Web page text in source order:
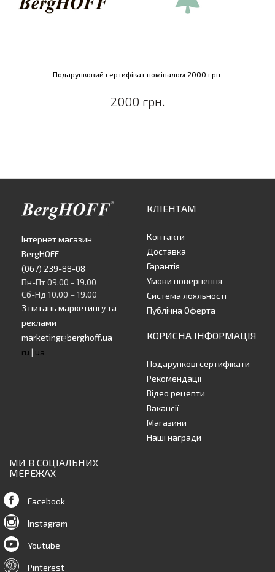
Подарунковий сертифікат номіналом 2000 грн.
2000 грн.
Інтернет магазин
BergHOFF
(067) 239-88-08
Пн-Пт 09.00 - 19.00
Сб-Нд 10.00 – 19.00
З питань маркетингу та
реклами
marketing@berghoff.ua
ru | ua
КЛІЕНТАМ
Контакти
Доставка
Гарантія
Умови повернення
Система лояльності
Публічна Оферта
КОРИСНА ІНФОРМАЦІЯ
Подарункові сертифікати
Рекомендації
Відео рецепти
Вакансії
Магазини
Наші награди
МИ В СОЦІАЛЬНИХ
МЕРЕЖАХ
Facebook
Instagram
Youtube
Pinterest